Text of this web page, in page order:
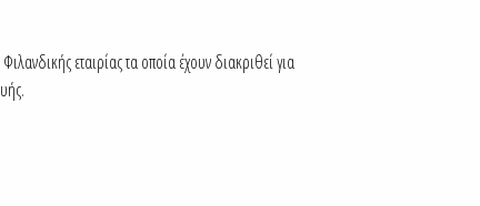
εταιρίας τα οποία έχουν διακριθεί για